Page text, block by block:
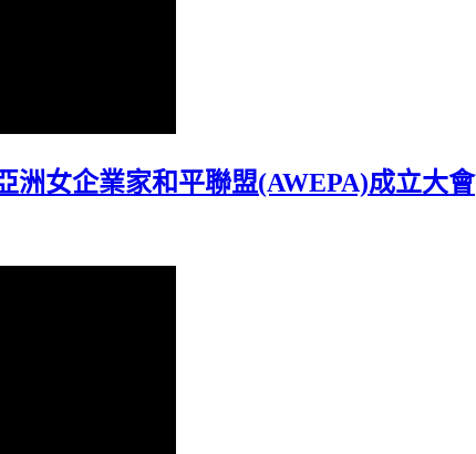
洲女企業家和平聯盟(AWEPA)成立大會